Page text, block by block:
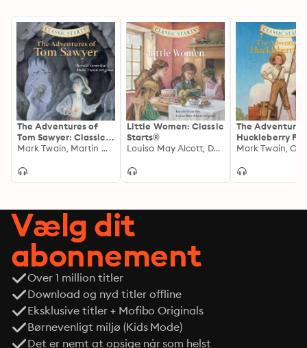
The Adventures of
Tom Sawyer: Classic
Starts®
Mark Twain, Martin Woodside
Little Women: Classic
Starts®
Louisa May Alcott, Deanna McFadden
The
Huckleberry
Classic Starts®
Mark Twain,
Vælg dit
abonnement
Over 1 million titler
Download og nyd titler offline
Eksklusive titler + Mofibo Originals
Børnevenligt miljø (Kids Mode)
Det er nemt at opsige når som helst